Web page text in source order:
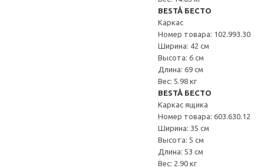
BESTÅ БЕСТО
Каркас
Номер товара: 102.993.30
Ширина: 42 см
Высота: 6 см
Длина: 69 см
Вес: 5.98 кг
BESTÅ БЕСТО
Каркас ящика
Номер товара: 603.630.12
Ширина: 35 см
Высота: 5 см
Длина: 53 см
Вес: 2.90 кг